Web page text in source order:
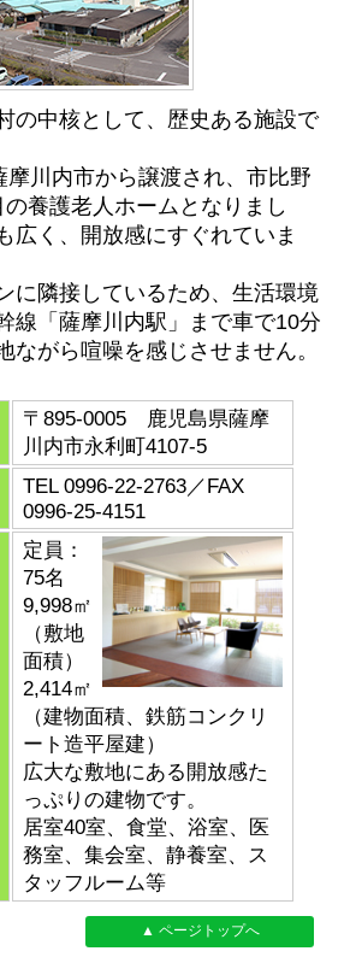
の中核として、歴史ある施設で
摩川内市から譲渡され、市比野
養護老人ホームとなりまし
広く、開放感にすぐれていま
に隣接しているため、生活環境
線「薩摩川内駅」まで車で10分
ながら喧噪を感じさせません。
〒895-0005 鹿児島県薩摩
川内市永利町4107-5
TEL 0996‐22‐2763／FAX
0996‐25‐4151
定員：
75名
9,998㎡
（敷地
面積）
2,414㎡
（建物面積、鉄筋コンクリ
ート造平屋建）
広大な敷地にある開放感た
っぷりの建物です。
居室40室、食堂、浴室、医
務室、集会室、静養室、ス
タッフルーム等
▲ ページトップへ